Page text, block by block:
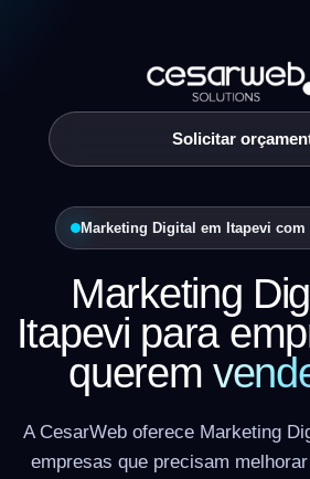
Solicitar
Marketing Digital em Itapevi
Marketing
Itapevi para
querem
A CesarWeb oferece Marketing
empresas que precisam